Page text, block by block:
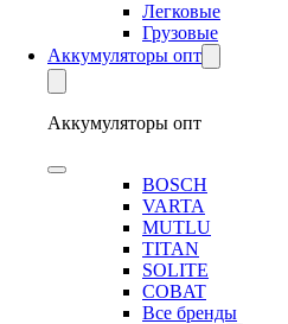
Легковые
Грузовые
Аккумуляторы опт
Аккумуляторы опт
BOSCH
VARTA
MUTLU
TITAN
SOLITE
COBAT
Все бренды